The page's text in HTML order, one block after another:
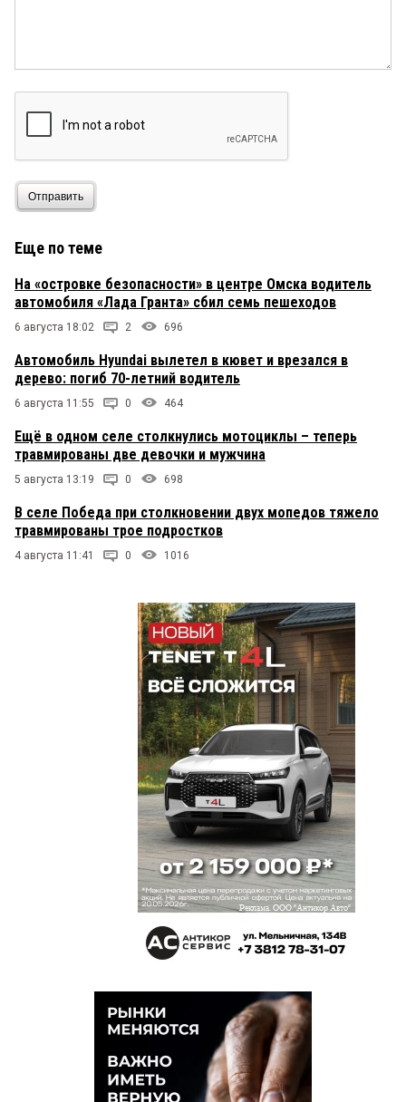
Отправить
Еще по теме
На «островке безопасности» в центре Омска водитель
автомобиля «Лада Гранта» сбил семь пешеходов
6 августа 18:02 2 696
Автомобиль Hyundai вылетел в кювет и врезался в
дерево: погиб 70-летний водитель
6 августа 11:55 0 464
Ещё в одном селе столкнулись мотоциклы – теперь
травмированы две девочки и мужчина
5 августа 13:19 0 698
В селе Победа при столкновении двух мопедов тяжело
травмированы трое подростков
4 августа 11:41 0 1016